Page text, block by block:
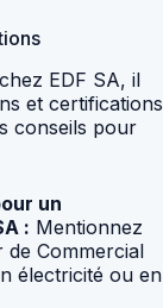
EDF SA, il
et certifications
conseils pour
un
: Mentionnez
de Commercial
électricité ou en